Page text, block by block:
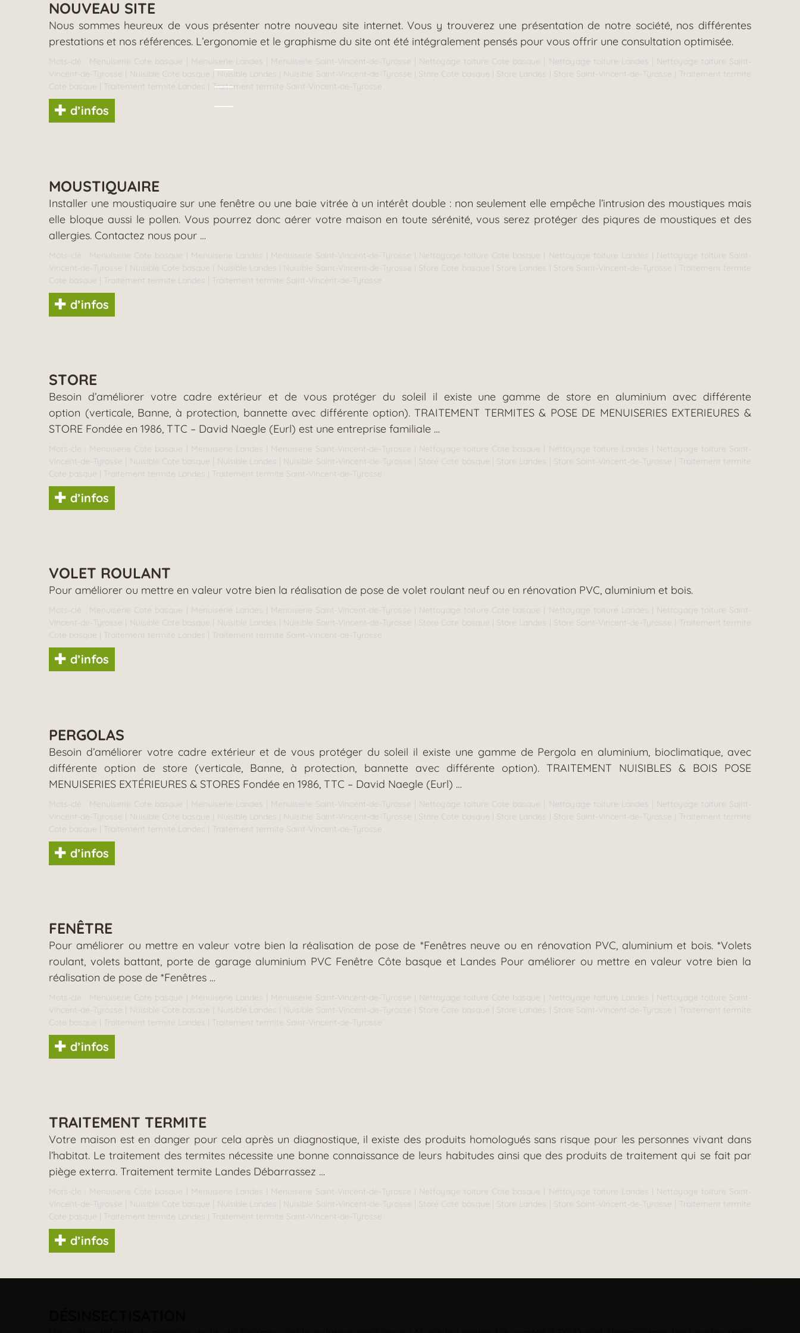
NOUVEAU SITE
Nous sommes heureux de vous présenter notre nouveau site internet. Vous y trouverez une présentation de notre société, nos différentes
prestations et nos références. L’ergonomie et le graphisme du site ont été intégralement pensés pour vous offrir une consultation optimisée.
Mots-clé : Menuiserie Cote basque | Menuiserie Landes | Menuiserie Saint-Vincent-de-Tyrosse | Nettoyage toiture Cote basque | Nettoyage toiture Landes | Nettoyage toiture Saint-
Vincent-de-Tyrosse | Nuisible Cote basque |Nuisible Landes | Nuisible Saint-Vincent-de-Tyrosse | Store Cote basque | Store Landes | Store Saint-Vincent-de-Tyrosse | Traitement termite
Cote basque | Traitement termite Landes | Traitement termite Saint-Vincent-de-Tyrosse
d’infos
MOUSTIQUAIRE
Installer une moustiquaire sur une fenêtre ou une baie vitrée à un intérêt double : non seulement elle empêche l’intrusion des moustiques mais
elle bloque aussi le pollen. Vous pourrez donc aérer votre maison en toute sérénité, vous serez protéger des piqures de moustiques et des
allergies. Contactez nous pour …
Mots-clé : Menuiserie Cote basque | Menuiserie Landes | Menuiserie Saint-Vincent-de-Tyrosse | Nettoyage toiture Cote basque | Nettoyage toiture Landes | Nettoyage toiture Saint-
Vincent-de-Tyrosse | Nuisible Cote basque | Nuisible Landes | Nuisible Saint-Vincent-de-Tyrosse | Store Cote basque | Store Landes | Store Saint-Vincent-de-Tyrosse | Traitement termite
Cote basque | Traitement termite Landes | Traitement termite Saint-Vincent-de-Tyrosse
d’infos
STORE
Besoin d’améliorer votre cadre extérieur et de vous protéger du soleil il existe une gamme de store en aluminium avec différente
option (verticale, Banne, à protection, bannette avec différente option). TRAITEMENT TERMITES & POSE DE MENUISERIES EXTERIEURES &
STORE Fondée en 1986, TTC – David Naegle (Eurl) est une entreprise familiale …
Mots-clé : Menuiserie Cote basque | Menuiserie Landes | Menuiserie Saint-Vincent-de-Tyrosse | Nettoyage toiture Cote basque | Nettoyage toiture Landes | Nettoyage toiture Saint-
Vincent-de-Tyrosse | Nuisible Cote basque | Nuisible Landes | Nuisible Saint-Vincent-de-Tyrosse | Store Cote basque | Store Landes | Store Saint-Vincent-de-Tyrosse | Traitement termite
Cote basque | Traitement termite Landes | Traitement termite Saint-Vincent-de-Tyrosse
d’infos
VOLET ROULANT
Pour améliorer ou mettre en valeur votre bien la réalisation de pose de volet roulant neuf ou en rénovation PVC, aluminium et bois.
Mots-clé : Menuiserie Cote basque Menuiserie Landes Menuiserie Saint-Vincent-de-Tyrosse Nettoyage toiture Cote basque Nettoyage toiture Landes
Nettoyage toiture Saint-
Vincent-de-Tyrosse
Nuisible Cote basque Nuisible Landes Nuisible Saint-Vincent-de-Tyrosse Store Cote basque Store Landes Store Saint-Vincent-de-Tyrosse
Traitement termite
Cote basque
Traitement termite Landes Traitement termite Saint-Vincent-de-Tyrosse
d’infos
PERGOLAS
Besoin d’améliorer votre cadre extérieur et de vous protéger du soleil il existe une gamme de Pergola en aluminium, bioclimatique, avec
différente option de store (verticale, Banne, à protection, bannette avec différente option). TRAITEMENT NUISIBLES & BOIS POSE
MENUISERIES EXTÉRIEURES & STORES Fondée en 1986, TTC – David Naegle (Eurl) …
Mots-clé : Menuiserie Cote basque | Menuiserie Landes | Menuiserie Saint-Vincent-de-Tyrosse | Nettoyage toiture Cote basque | Nettoyage toiture Landes | Nettoyage toiture Saint-
Vincent-de-Tyrosse | Nuisible Cote basque | Nuisible Landes | Nuisible Saint-Vincent-de-Tyrosse | Store Cote basque | Store Landes | Store Saint-Vincent-de-Tyrosse | Traitement termite
Cote basque | Traitement termite Landes | Traitement termite Saint-Vincent-de-Tyrosse
d’infos
FENÊTRE
Pour améliorer ou mettre en valeur votre bien la réalisation de pose de *Fenêtres neuve ou en rénovation PVC, aluminium et bois. *Volets
roulant, volets battant, porte de garage aluminium PVC Fenêtre Côte basque et Landes Pour améliorer ou mettre en valeur votre bien la
réalisation de pose de *Fenêtres …
Mots-clé : Menuiserie Cote basque | Menuiserie Landes | Menuiserie Saint-Vincent-de-Tyrosse | Nettoyage toiture Cote basque | Nettoyage toiture Landes | Nettoyage toiture Saint-
Vincent-de-Tyrosse | Nuisible Cote basque | Nuisible Landes | Nuisible Saint-Vincent-de-Tyrosse | Store Cote basque | Store Landes | Store Saint-Vincent-de-Tyrosse | Traitement termite
Cote basque | Traitement termite Landes | Traitement termite Saint-Vincent-de-Tyrosse
d’infos
TRAITEMENT TERMITE
Votre maison est en danger pour cela après un diagnostique, il existe des produits homologués sans risque pour les personnes vivant dans
l’habitat. Le traitement des termites nécessite une bonne connaissance de leurs habitudes ainsi que des produits de traitement qui se fait par
piège exterra. Traitement termite Landes Débarrassez …
Mots-clé : Menuiserie Cote basque | Menuiserie Landes | Menuiserie Saint-Vincent-de-Tyrosse | Nettoyage toiture Cote basque | Nettoyage toiture Landes | Nettoyage toiture Saint-
Vincent-de-Tyrosse | Nuisible Cote basque | Nuisible Landes | Nuisible Saint-Vincent-de-Tyrosse | Store Cote basque | Store Landes | Store Saint-Vincent-de-Tyrosse | Traitement termite
Cote basque | Traitement termite Landes | Traitement termite Saint-Vincent-de-Tyrosse
d’infos